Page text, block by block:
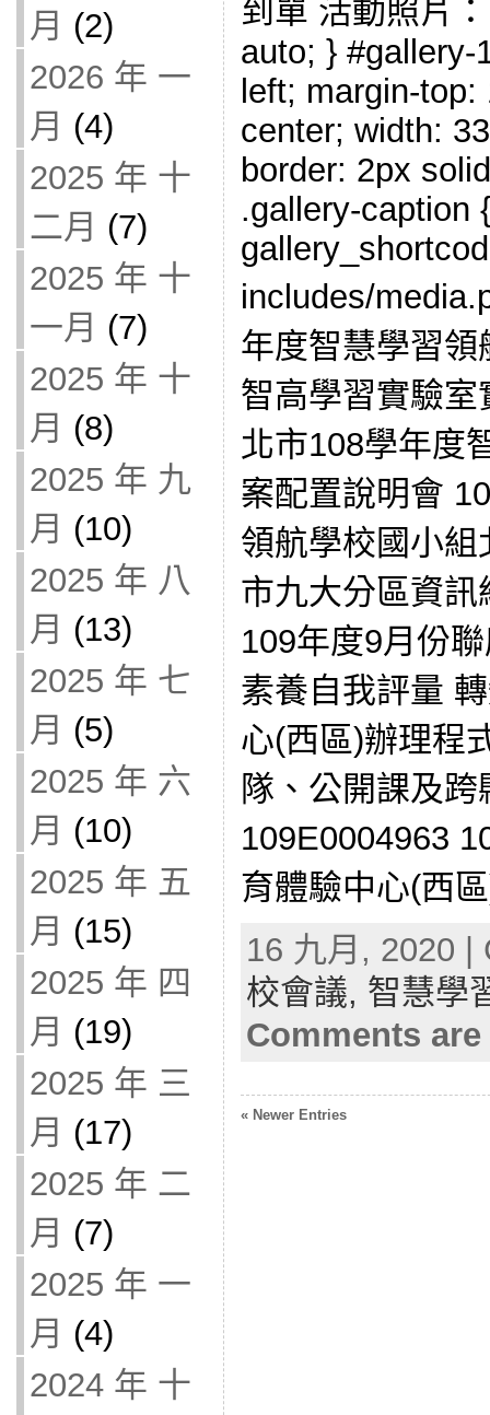
月 (2)
2026 年 一
月 (4)
2025 年 十
二月 (7)
2025 年 十
一月 (7)
2025 年 十
月 (8)
2025 年 九
月 (10)
2025 年 八
月 (13)
2025 年 七
月 (5)
2025 年 六
月 (10)
2025 年 五
月 (15)
2025 年 四
月 (19)
2025 年 三
月 (17)
2025 年 二
月 (7)
2025 年 一
月 (4)
2024 年 十
到單 活動照片
auto; } #gallery-
left; margin-
center; width:
border: 2px
.gallery-caption
includes/
年度智慧學習
智高學習實驗
北市108學年度
案配置說明會
領航學校國小
市九大分區資
109年度9月份
素養自我評量
心(西區)辦理程
隊、公開課及
109E0004963
育體驗中心(西
16 九月, 2020
校會議, 智慧學
Comments
« Newer Entries